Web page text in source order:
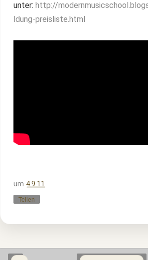
unter: http://
ldung-preisliste.html
um 4.9.11
Teilen